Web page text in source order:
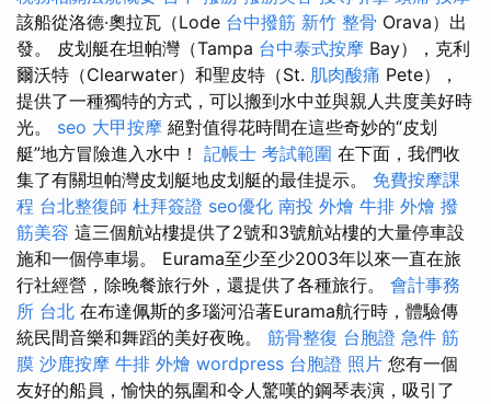
該船從洛德·奧拉瓦（Lode 台中撥筋 新竹 整骨 Orava）出
發。 皮划艇在坦帕灣（Tampa 台中泰式按摩 Bay），克利
爾沃特（Clearwater）和聖皮特（St. 肌肉酸痛 Pete），
提供了一種獨特的方式，可以搬到水中並與親人共度美好時
光。 seo 大甲按摩 絕對值得花時間在這些奇妙的“皮划
艇”地方冒險進入水中！ 記帳士 考試範圍 在下面，我們收
集了有關坦帕灣皮划艇地皮划艇的最佳提示。 免費按摩課
程 台北整復師 杜拜簽證 seo優化 南投 外燴 牛排 外燴 撥
筋美容 這三個航站樓提供了2號和3號航站樓的大量停車設
施和一個停車場。 Eurama至少至少2003年以來一直在旅
行社經營，除晚餐旅行外，還提供了各種旅行。 會計事務
所 台北 在布達佩斯的多瑙河沿著Eurama航行時，體驗傳
統民間音樂和舞蹈的美好夜晚。 筋骨整復 台胞證 急件 筋
膜 沙鹿按摩 牛排 外燴 wordpress 台胞證 照片 您有一個
友好的船員，愉快的氛圍和令人驚嘆的鋼琴表演，吸引了